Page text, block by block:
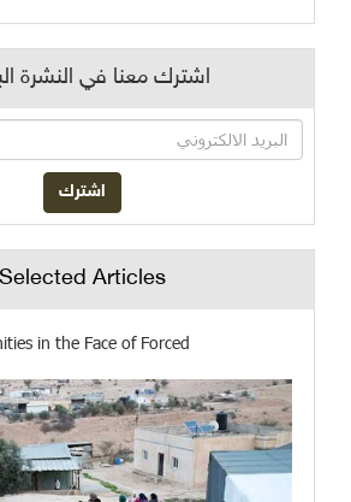
اشترك معنا في النشرة
Selected Articles
in the Face of Forced